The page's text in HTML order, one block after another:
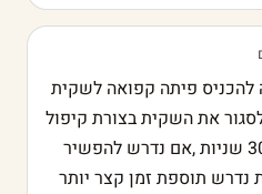
להכניס פיתה קפואה לשקית
את השקית בצורת קיפול
ולהכניס למיקרוגל ל30 שניות ,אם נדרש להפשיר
נדרש תוספת זמן קצר יותר